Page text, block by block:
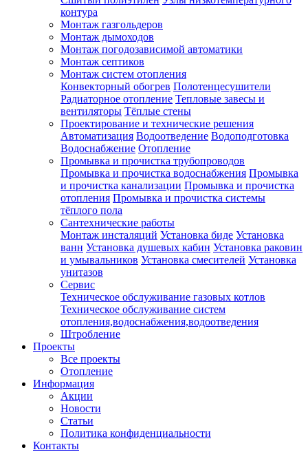
контура
Монтаж газгольдеров
Монтаж дымоходов
Монтаж погодозависимой автоматики
Монтаж септиков
Монтаж систем отопления
Конвекторный обогрев Полотенцесушители
Радиаторное отопление Тепловые завесы и
вентиляторы Тёплые стены
Проектирование и технические решения
Автоматизация Водоотведение Водоподготовка
Водоснабжение Отопление
Промывка и прочистка трубопроводов
Промывка и прочистка водоснабжения Промывка
и прочистка канализации Промывка и прочистка
отопления Промывка и прочистка системы
тёплого пола
Сантехнические работы
Монтаж инсталяций Установка биде Установка
ванн Установка душевых кабин Установка раковин
и умывальников Установка смесителей Установка
унитазов
Сервис
Техническое обслуживание газовых котлов
Техническое обслуживание систем
отопления,водоснабжения,водоотведения
Штробление
Проекты
Все проекты
Отопление
Информация
Акции
Новости
Статьи
Политика конфиденциальности
Контакты